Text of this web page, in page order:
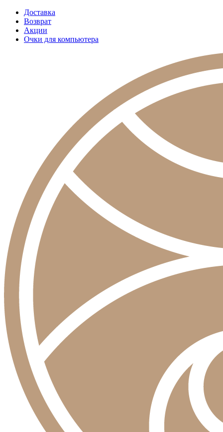
Доставка
Возврат
Акции
Очки для компьютера